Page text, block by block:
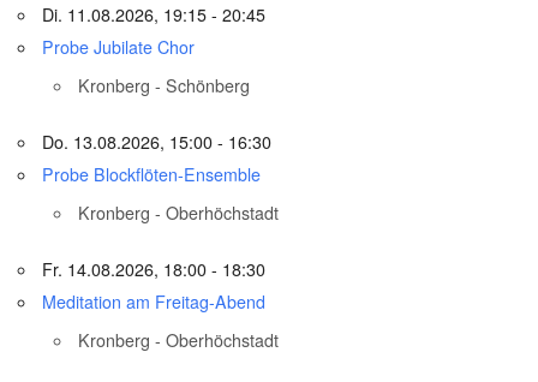
Di. 11.08.2026, 19:15 - 20:45
Probe Jubilate Chor
Kronberg - Schönberg
Do. 13.08.2026, 15:00 - 16:30
Probe Blockflöten-Ensemble
Kronberg - Oberhöchstadt
Fr. 14.08.2026, 18:00 - 18:30
Meditation am Freitag-Abend
Kronberg - Oberhöchstadt